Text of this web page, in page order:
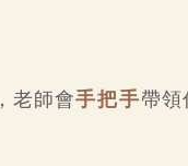
老師會手把手帶領